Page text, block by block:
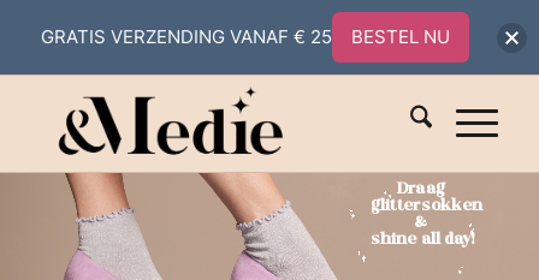
Draag
glittersokken
&
shine all day!
GRATIS VERZENDING VANAF € 25 BESTEL NU